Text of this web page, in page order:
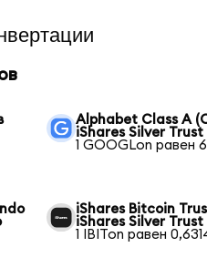
Alphabet Class A
iShares Silver
1 GOOGLon равен
iShares Bitcoin
iShares Silver
1 IBITon равен